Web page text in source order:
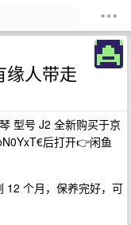
缘人带走
型号 J2 全新购买于京
后打开👉闲鱼
12 个月，保养完好，可